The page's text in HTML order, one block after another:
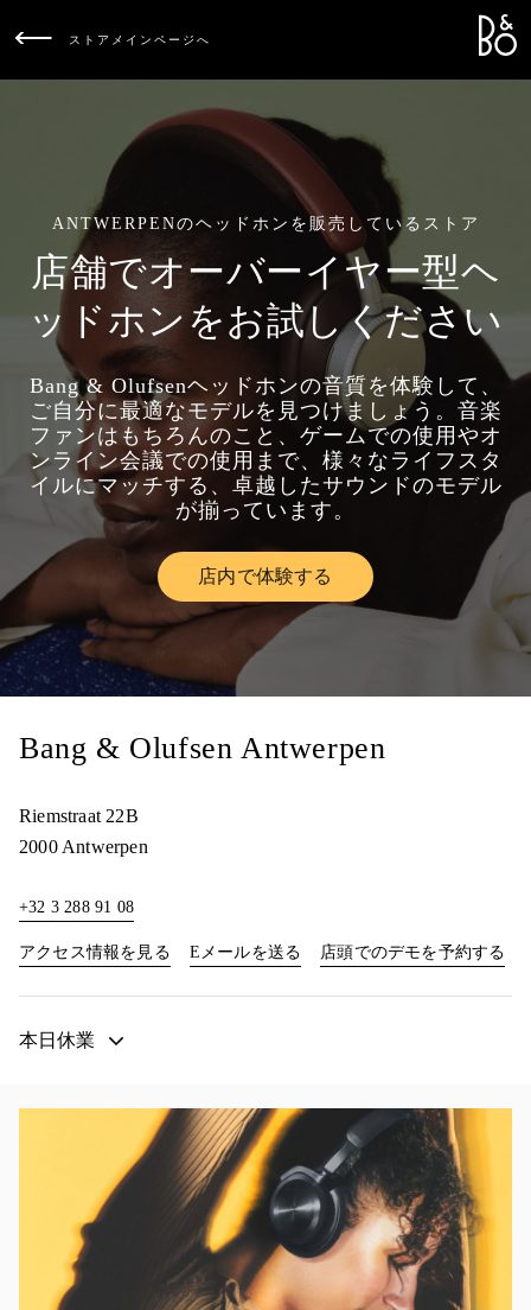
ストアメインページへ
ANTWERPENのヘッドホンを販売しているストア
店舗でオーバーイヤー型ヘ
ッドホンをお試しください
Bang & Olufsenヘッドホンの音質を体験して、
ご自分に最適なモデルを見つけましょう。音楽
ファンはもちろんのこと、ゲームでの使用やオ
ンライン会議での使用まで、様々なライフスタ
イルにマッチする、卓越したサウンドのモデル
が揃っています。
店内で体験するLink Opens in New Tab
Bang & Olufsen Antwerpen
Riemstraat 22B
2000 Antwerpen
+32 3 288 91 08
アクセス情報を見る Link Opens in New Tab
Eメールを送る 店頭でのデモを予約する
本日休業